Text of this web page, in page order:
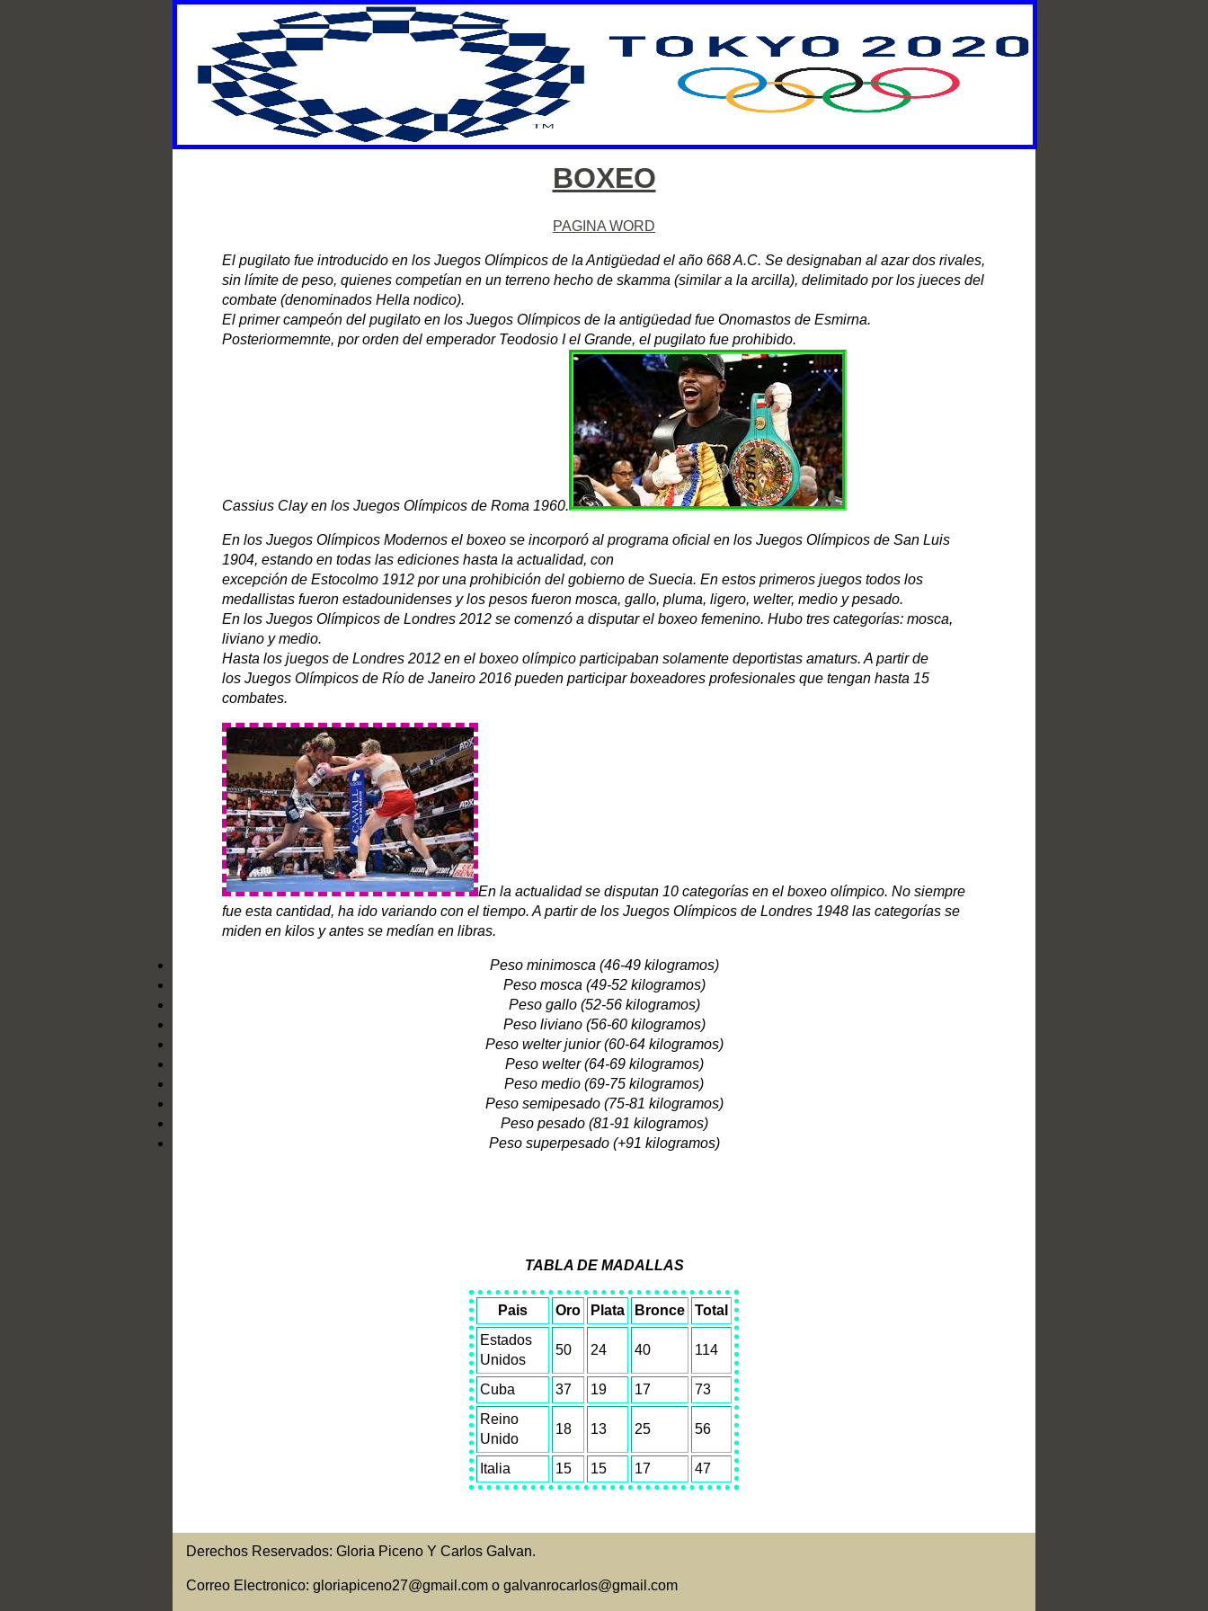
BOXEO
PAGINA WORD
El pugilato fue introducido en los Juegos Olímpicos de la Antigüedad el año 668 A.C.​ Se designaban al azar dos rivales,
sin límite de peso, quienes competían en un terreno hecho de skamma (similar a la arcilla), delimitado por los jueces del
combate (denominados Hella nodico).
El primer campeón del pugilato en los Juegos Olímpicos de la antigüedad fue Onomastos de Esmirna.
Posteriormemnte, por orden del emperador Teodosio I el Grande, el pugilato fue prohibido.
Cassius Clay en los Juegos Olímpicos de Roma 1960.
En los Juegos Olímpicos Modernos el boxeo se incorporó al programa oficial en los Juegos Olímpicos de San Luis
1904, estando en todas las ediciones hasta la actualidad, con
excepción de Estocolmo 1912 por una prohibición del gobierno de Suecia. En estos primeros juegos todos los
medallistas fueron estadounidenses y los pesos fueron mosca, gallo, pluma, ligero, welter, medio y pesado.
En los Juegos Olímpicos de Londres 2012 se comenzó a disputar el boxeo femenino.​ Hubo tres categorías: mosca,
liviano y medio.
Hasta los juegos de Londres 2012 en el boxeo olímpico participaban solamente deportistas amaturs. A partir de
los Juegos Olímpicos de Río de Janeiro 2016 pueden participar boxeadores profesionales que tengan hasta 15
combates.
En la actualidad se disputan 10 categorías en el boxeo olímpico. No siempre
fue esta cantidad, ha ido variando con el tiempo. A partir de los Juegos Olímpicos de Londres 1948 las categorías se
miden en kilos y antes se medían en libras.
Peso minimosca (46-49 kilogramos)
Peso mosca (49-52 kilogramos)
Peso gallo (52-56 kilogramos)
Peso liviano (56-60 kilogramos)
Peso welter junior (60-64 kilogramos)
Peso welter (64-69 kilogramos)
Peso medio (69-75 kilogramos)
Peso semipesado (75-81 kilogramos)
Peso pesado (81-91 kilogramos)
Peso superpesado (+91 kilogramos)
TABLA DE MADALLAS
Pais Oro Plata Bronce
Total
Estados
Unidos
50 24 40 114
Cuba 37 19 17
73
Reino
Unido
18 13 25 56
Italia 15 15 17 47
Derechos Reservados: Gloria Piceno Y Carlos Galvan.
Correo Electronico: gloriapiceno27@gmail.com o galvanrocarlos@gmail.com